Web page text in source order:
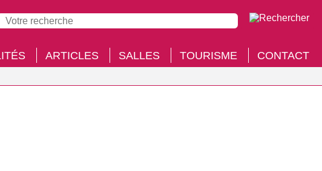
ARTICLES SALLES TOURISME CONTACT